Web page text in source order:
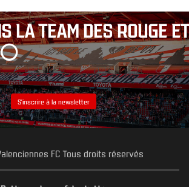
LA TEAM DES ROUGE ET
S’inscrire à la newsletter
FC Tous droits réservés